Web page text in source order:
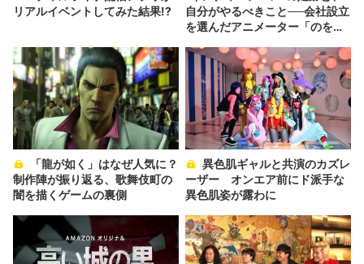
リアルイベントしてみた結果!?
自分がやるべきこと──会社設立
を選んだアニメーター「のを
制作陣が振り返る、歌舞伎町の
闇を描くゲームの裏側
ーザー オンエア前にド派手な
異色肌姿が露わに